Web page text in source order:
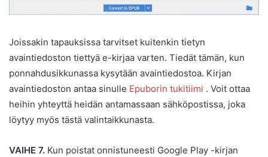
Joissakin tapauksissa tarvitset kuitenkin tietyn
avaintiedoston tiettyä e-kirjaa varten. Tiedät tämän, kun
ponnahdusikkunassa kysytään avaintiedostoa. Kirjan
avaintiedoston antaa sinulle Epuborin tukitiimi . Voit ottaa
heihin yhteyttä heidän antamassaan sähköpostissa, joka
löytyy myös tästä valintaikkunasta.
VAIHE 7. Kun poistat onnistuneesti Google Play -kirjan